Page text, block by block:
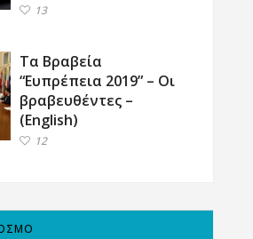
13
Τα Βραβεία
“Ευπρέπεια 2019” – Οι
βραβευθέντες –
(English)
12